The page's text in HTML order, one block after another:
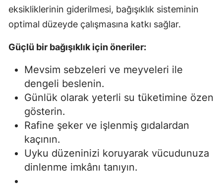
eksikliklerinin giderilmesi, bağışıklık sisteminin
optimal düzeyde çalışmasına katkı sağlar.
Güçlü bir bağışıklık için öneriler:
Mevsim sebzeleri ve meyveleri ile
dengeli beslenin.
Günlük olarak yeterli su tüketimine özen
gösterin.
Rafine şeker ve işlenmiş gıdalardan
kaçının.
Uyku düzeninizi koruyarak vücudunuza
dinlenme imkânı tanıyın.